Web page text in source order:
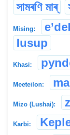
সামৰণি মাৰ্
Mising:
lusup
Khasi:
Meeteilon:
Mizo (Lushai):
Karbi: